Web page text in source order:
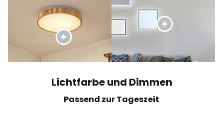
Lichtfarbe und Dimmen
Passend zur Tageszeit